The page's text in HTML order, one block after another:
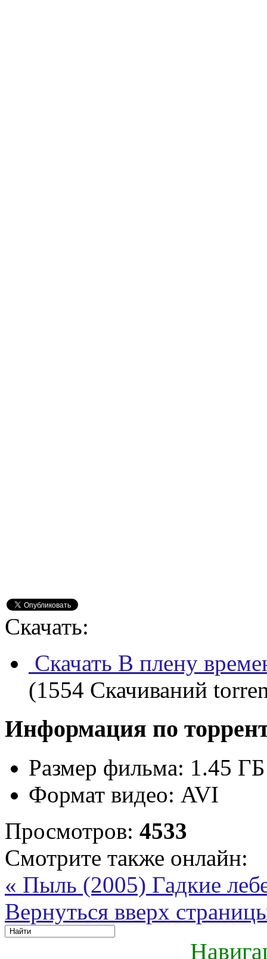
Скачать:
Скачать В плену
(1554 Скачиваний
Информация по
Размер фильма: 1.45 ГБ
Формат видео: AVI
Просмотров: 4533
Смотрите также онлайн:
« Пыль (2005) Гадкие
Вернуться вверх